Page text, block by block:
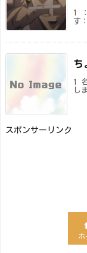
1
す
ち
1
し
スポンサーリンク
ホ